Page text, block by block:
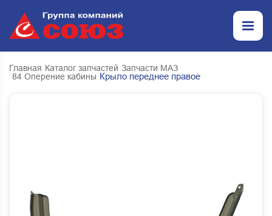
Главная Каталог запчастей Запчасти МАЗ
84 Оперение кабины Крыло переднее правое